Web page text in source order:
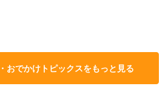
おでかけトピックスをもっと見る